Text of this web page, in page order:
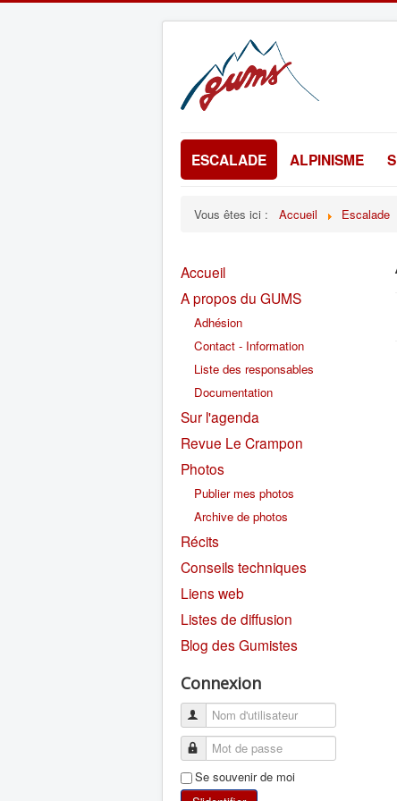
ESCALADE ALPINISME
Vous êtes ici : Accueil Escalade
Accueil
A propos du GUMS
Adhésion
Contact - Information
Liste des responsables
Documentation
Sur l'agenda
Revue Le Crampon
Photos
Publier mes photos
Archive de photos
Récits
Conseils techniques
Liens web
Listes de diffusion
Blog des Gumistes
Connexion
Se souvenir de moi